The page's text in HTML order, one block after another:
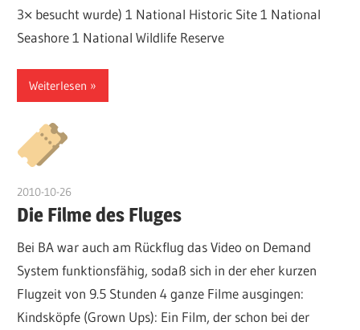
3× besucht wurde) 1 National Historic Site 1 National
Seashore 1 National Wildlife Reserve
Weiterlesen
2010-10-26
Die Filme des Fluges
Bei BA war auch am Rückflug das Video on Demand
System funktionsfähig, sodaß sich in der eher kurzen
Flugzeit von 9.5 Stunden 4 ganze Filme ausgingen:
Kindsköpfe (Grown Ups): Ein Film, der schon bei der